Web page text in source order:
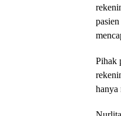
Pihak
hanya